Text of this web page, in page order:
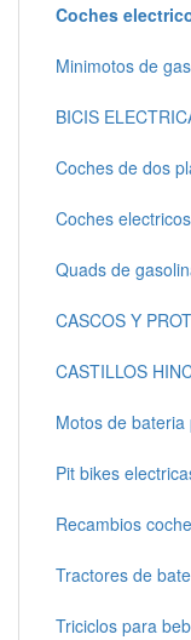
Coches
Minimotos de
BICIS
Coches de dos
Coches
Quads de
CASCOS Y
CASTILLOS
Motos de
Pit bikes
Recambios
Tractores de
Triciclos para